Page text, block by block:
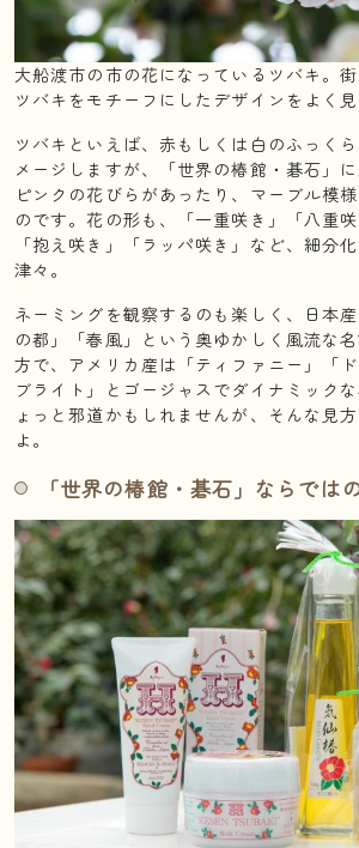
大船渡市の市の花になっているツバキ。街
ツバキをモチーフにしたデザインをよく
ツバキといえば、赤もしくは白のふっく
メージしますが、「世界の椿館・碁石」に
ピンクの花びらがあったり、マーブル模
のです。花の形も、「一重咲き」「八重咲
「抱え咲き」「ラッパ咲き」など、細分
津々。
ネーミングを観察するのも楽しく、日本
の都」「春風」という奥ゆかしく風流な
方で、アメリカ産は「ティファニー」「
ブライト」とゴージャスでダイナミック
ょっと邪道かもしれませんが、そんな見
よ。
「世界の椿館・碁石」ならでは